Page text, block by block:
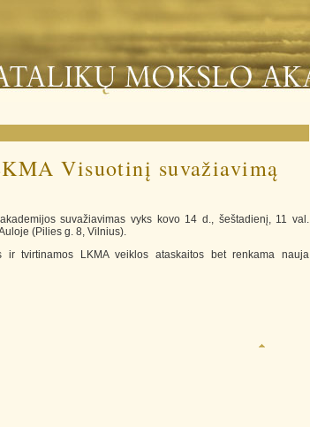
Visuotinį suvažiavimą
suvažiavimas vyks kovo 14 d., šeštadienį, 11 val.
(Pilies g. 8, Vilnius).
ir tvirtinamos LKMA veiklos ataskaitos bet renkama nauja